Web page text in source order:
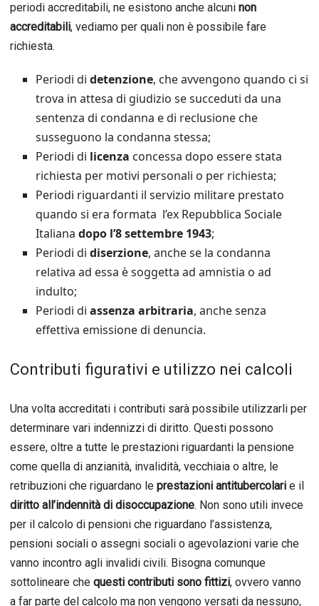
periodi accreditabili, ne esistono anche alcuni non
accreditabili, vediamo per quali non è possibile fare
richiesta.
Periodi di detenzione, che avvengono quando ci si
trova in attesa di giudizio se succeduti da una
sentenza di condanna e di reclusione che
susseguono la condanna stessa;
Periodi di licenza concessa dopo essere stata
richiesta per motivi personali o per richiesta;
Periodi riguardanti il servizio militare prestato
quando si era formata l’ex Repubblica Sociale
Italiana dopo l’8 settembre 1943;
Periodi di diserzione, anche se la condanna
relativa ad essa è soggetta ad amnistia o ad
indulto;
Periodi di assenza arbitraria, anche senza
effettiva emissione di denuncia.
Contributi figurativi e utilizzo nei calcoli
Una volta accreditati i contributi sarà possibile utilizzarli per
determinare vari indennizzi di diritto. Questi possono
essere, oltre a tutte le prestazioni riguardanti la pensione
come quella di anzianità, invalidità, vecchiaia o altre, le
retribuzioni che riguardano le prestazioni antitubercolari e il
diritto all’indennità di disoccupazione. Non sono utili invece
per il calcolo di pensioni che riguardano l’assistenza,
pensioni sociali o assegni sociali o agevolazioni varie che
vanno incontro agli invalidi civili. Bisogna comunque
sottolineare che questi contributi sono fittizi, ovvero vanno
a far parte del calcolo ma non vengono versati da nessuno,